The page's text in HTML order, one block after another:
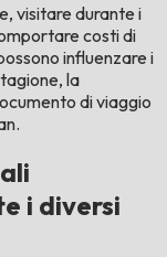
visitare durante i
costi di
influenzare i
la
di viaggio
i diversi